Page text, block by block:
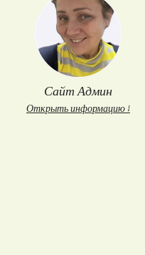
Сайт Админ
Открыть информацию ↓